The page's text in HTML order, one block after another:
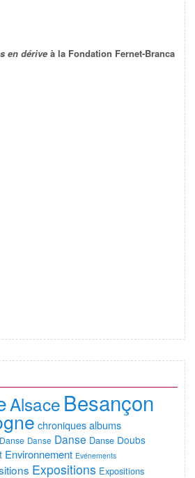
en dérive à la Fondation Fernet-Branca
Alsace Besançon
chroniques albums
Danse Danse Danse Danse Doubs
Environnement Evénements
Expositions Expositions